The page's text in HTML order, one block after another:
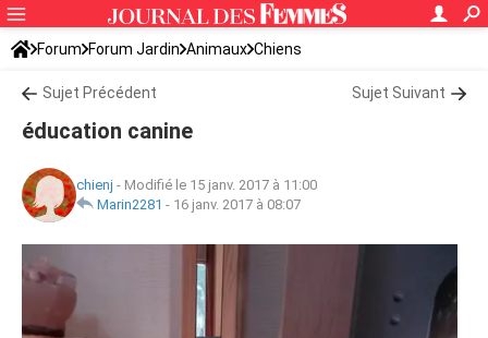
Forum Forum Jardin Animaux Chiens
Sujet Précédent Sujet Suivant
éducation canine
chienj - Modifié le 15 janv. 2017 à 11:00
Marin2281 - 16 janv. 2017 à 08:07